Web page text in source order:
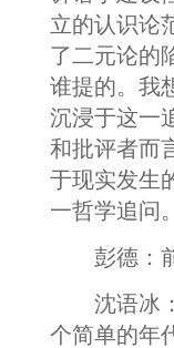
立的认识论
了二元论的
谁提的。我
沉浸于这一
和批评者而
于现实发生
一哲学追问
彭德：前
沈语冰：
个简单的年